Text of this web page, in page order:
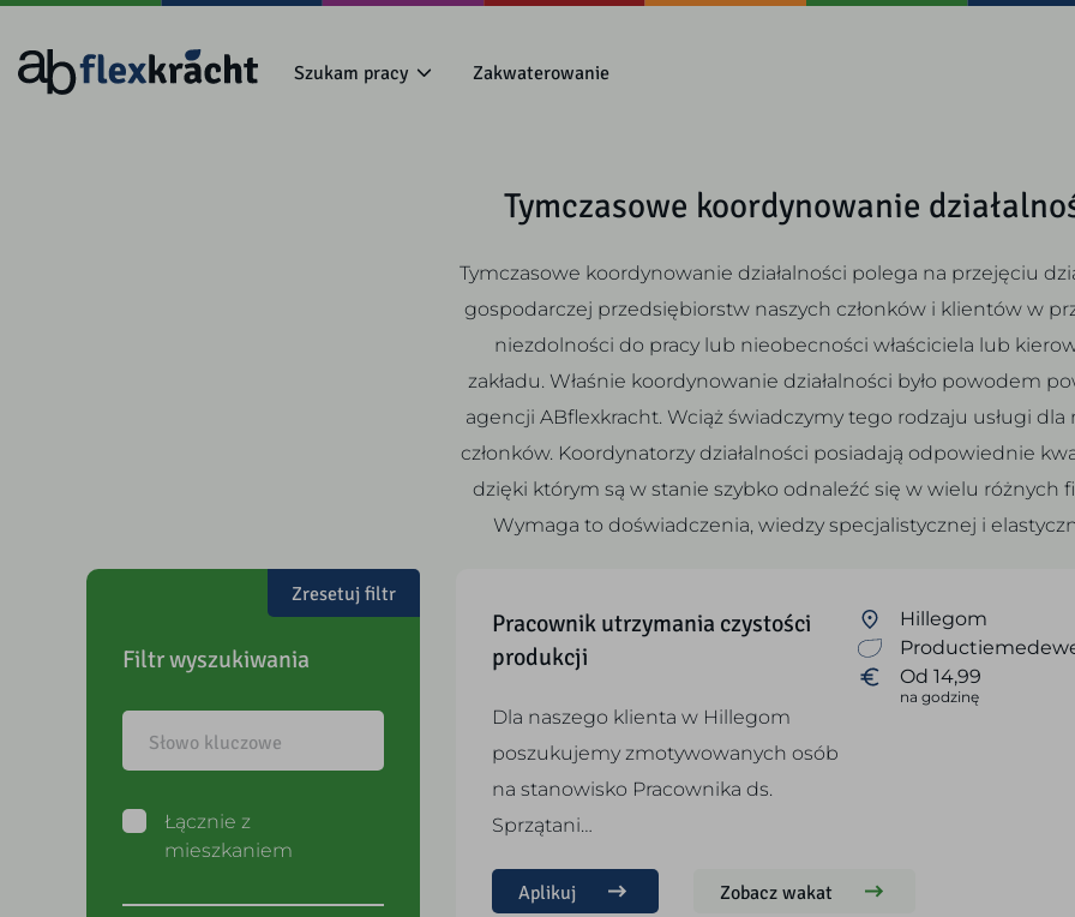
Szukam pracy Zakwaterowanie
Tymczasowe koordynowanie
Tymczasowe koordynowanie działalności polega na przejęciu
gospodarczej przedsiębiorstw naszych członków i klientów w
niezdolności do pracy lub nieobecności właściciela lub
zakładu. Właśnie koordynowanie działalności było powodem
agencji ABflexkracht. Wciąż świadczymy tego rodzaju usługi dla
członków. Koordynatorzy działalności posiadają odpowiednie
dzięki którym są w stanie szybko odnaleźć się w wielu różnych
Wymaga to doświadczenia, wiedzy specjalistycznej i
Filtr wyszukiwania
Łącznie z
mieszkaniem
Pracownik utrzymania czystości
produkcji
Dla naszego klienta w Hillegom
poszukujemy zmotywowanych osób
na stanowisko Pracownika ds.
Sprzątani…
Hillegom
Od 14,99
na godzinę
Aplikuj Zobacz wakat